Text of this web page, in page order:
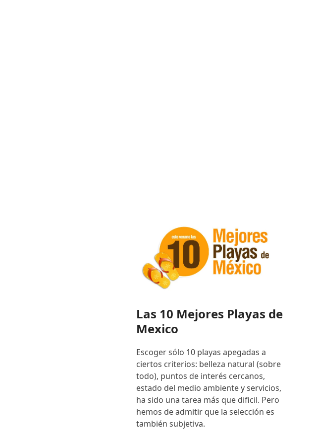
Las 10 Mejores Playas de
Mexico
Escoger sólo 10 playas apegadas a
ciertos criterios: belleza natural (sobre
todo), puntos de interés cercanos,
estado del medio ambiente y servicios,
ha sido una tarea más que dificil. Pero
hemos de admitir que la selección es
también subjetiva.